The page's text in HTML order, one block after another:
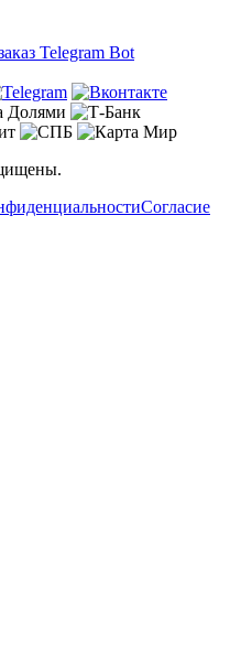
Telegram Bot
Согласие